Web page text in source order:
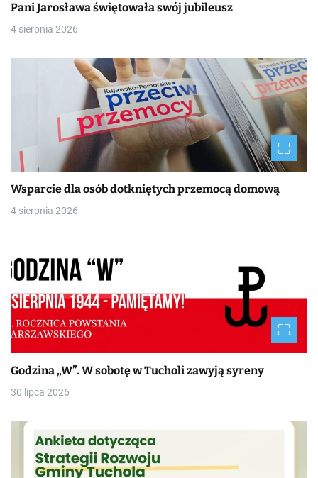
Pani Jarosława świętowała swój jubileusz
4 sierpnia 2026
Wsparcie dla osób dotkniętych przemocą domową
4 sierpnia 2026
Godzina „W”. W sobotę w Tucholi zawyją syreny
30 lipca 2026